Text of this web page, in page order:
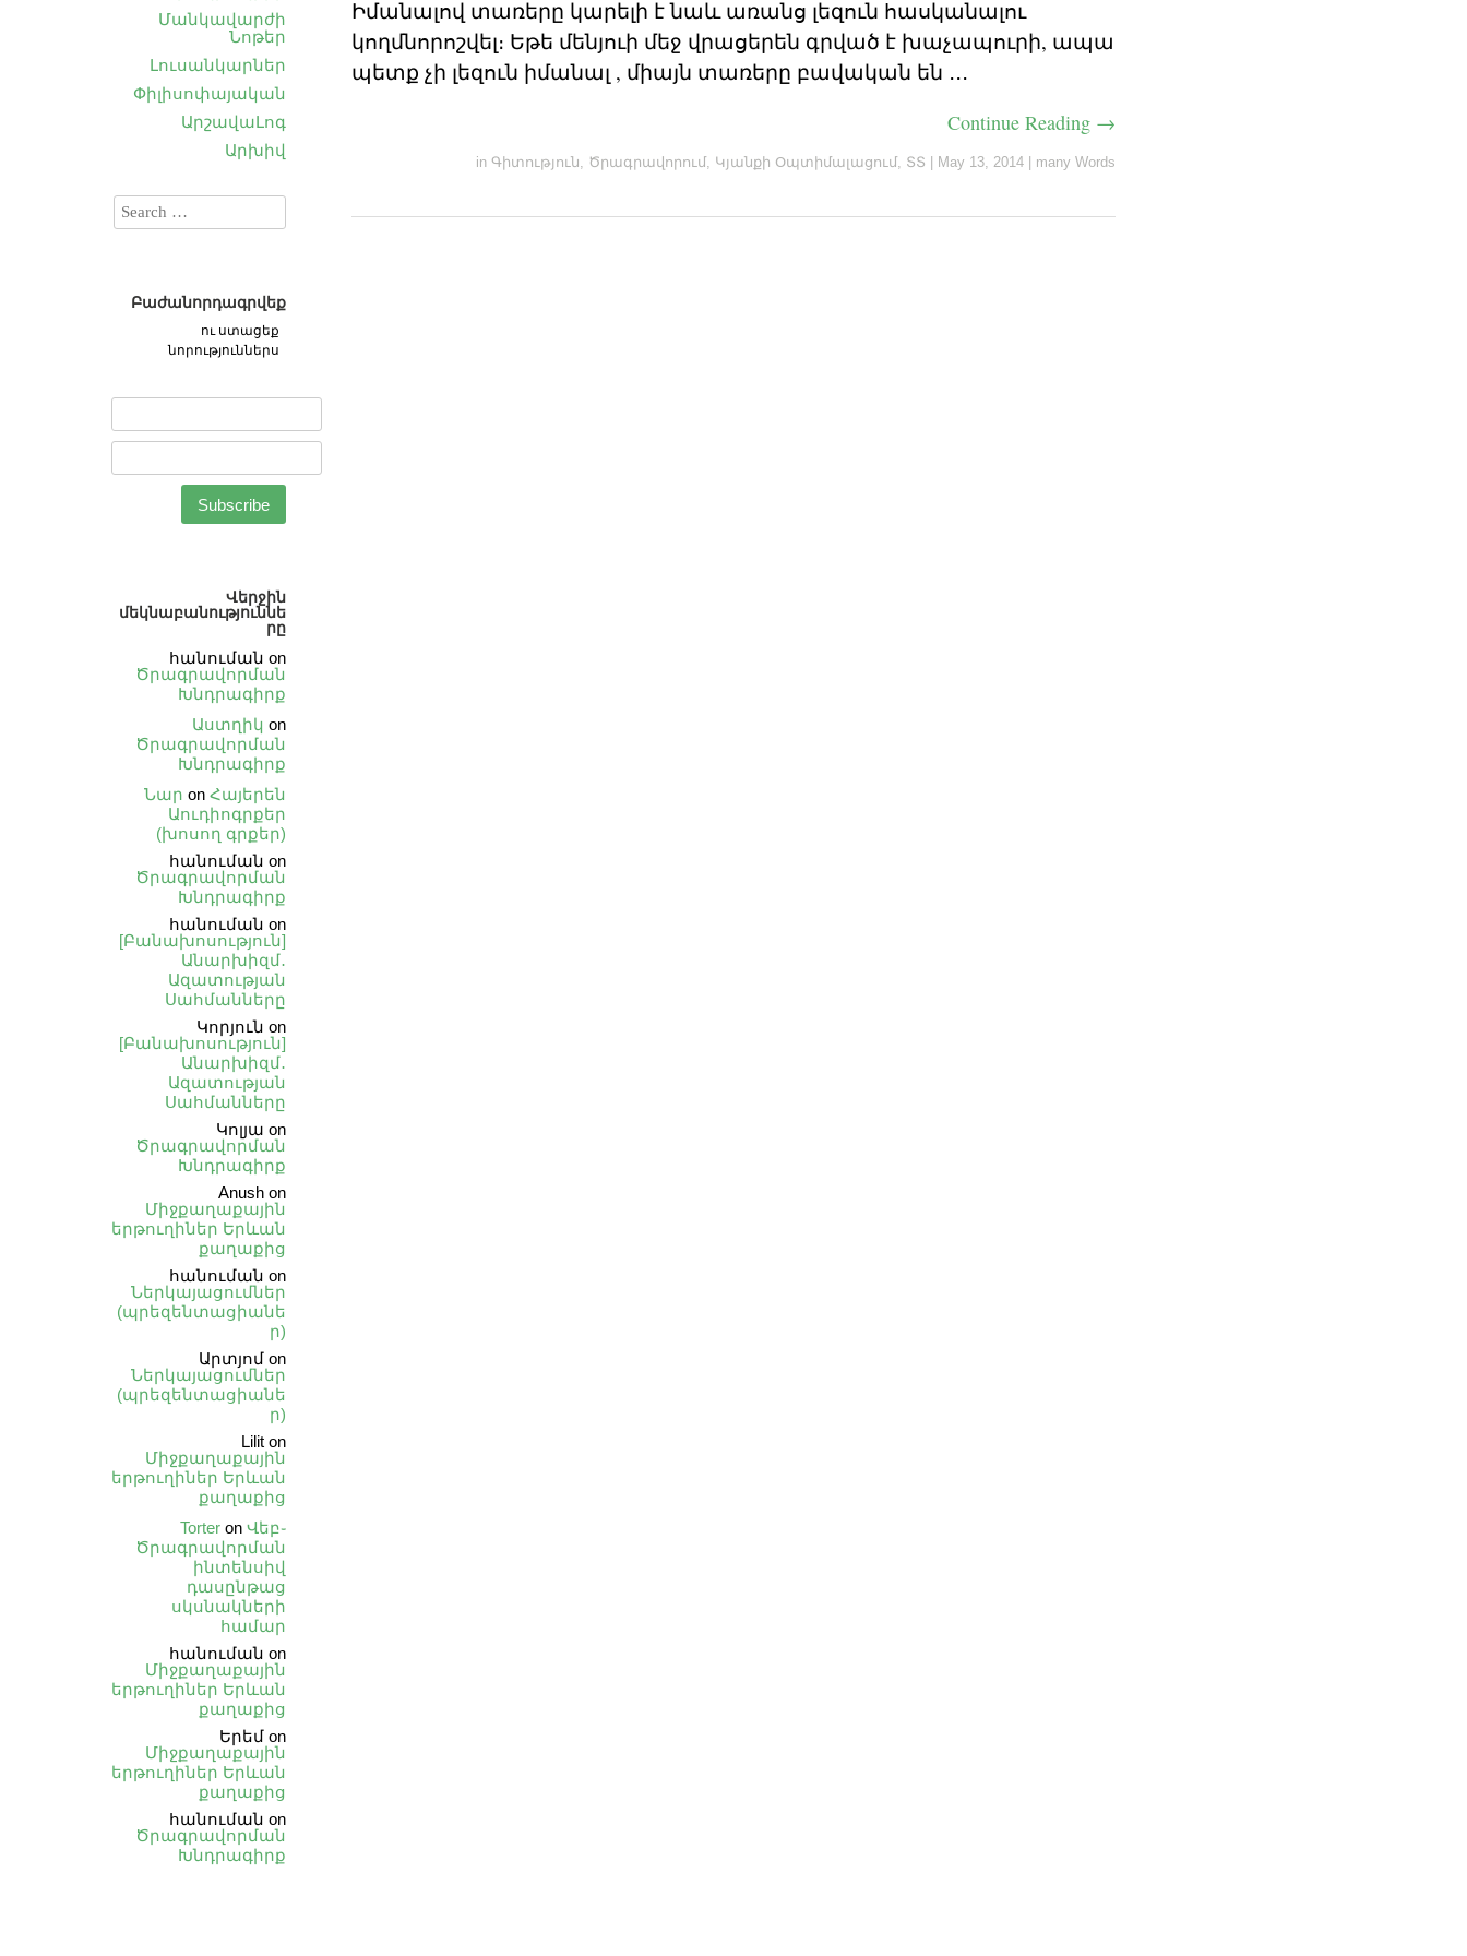
Մանկավարժի
Նոթեր
Լուսանկարներ
Փիլիսոփայական
ԱրշավաԼոգ
Արխիվ
Իմանալով տառերը կարելի է նաև առանց լեզուն հասկանալու
կողմնորոշվել։ Եթե մենյուի մեջ վրացերեն գրված է խաչապուրի, ապա
պետք չի լեզուն իմանալ , միայն տառերը բավական են ․․․
Continue Reading →
in Գիտություն, Ծրագրավորում, Կյանքի Օպտիմալացում, ՏՏ May 13, 2014 many Words
Բաժանորդագրվեք
ու ստացեք
նորություններս
Վերջին
մեկնաբանություննե
րը
հանուման on
Ծրագրավորման
Խնդրագիրք
Աստղիկ on
Ծրագրավորման
Խնդրագիրք
Նար on Հայերեն
Աուդիոգրքեր
(խոսող գրքեր)
հանուման on
Ծրագրավորման
Խնդրագիրք
հանուման on
[Բանախոսություն]
Անարխիզմ․
Ազատության
Սահմանները
Կորյուն on
[Բանախոսություն]
Անարխիզմ․
Ազատության
Սահմանները
Կոլյա on
Ծրագրավորման
Խնդրագիրք
Anush on
Միջքաղաքային
երթուղիներ Երևան
քաղաքից
հանուման on
Ներկայացումներ
(պրեզենտացիանե
ր)
Արտյոմ on
Ներկայացումներ
(պրեզենտացիանե
ր)
Lilit on
Միջքաղաքային
երթուղիներ Երևան
քաղաքից
Torter on Վեբ֊
Ծրագրավորման
ինտենսիվ
դասընթաց
սկսնակների
համար
հանուման on
Միջքաղաքային
երթուղիներ Երևան
քաղաքից
Երեմ on
Միջքաղաքային
երթուղիներ Երևան
քաղաքից
հանուման on
Ծրագրավորման
Խնդրագիրք